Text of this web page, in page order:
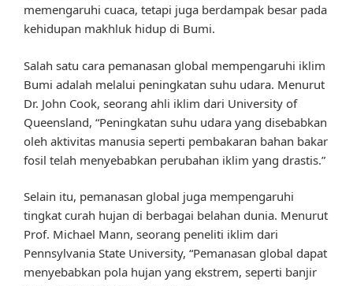
memengaruhi cuaca, tetapi juga berdampak besar pada
kehidupan makhluk hidup di Bumi.
Salah satu cara pemanasan global mempengaruhi iklim
Bumi adalah melalui peningkatan suhu udara. Menurut
Dr. John Cook, seorang ahli iklim dari University of
Queensland, “Peningkatan suhu udara yang disebabkan
oleh aktivitas manusia seperti pembakaran bahan bakar
fosil telah menyebabkan perubahan iklim yang drastis.”
Selain itu, pemanasan global juga mempengaruhi
tingkat curah hujan di berbagai belahan dunia. Menurut
Prof. Michael Mann, seorang peneliti iklim dari
Pennsylvania State University, “Pemanasan global dapat
menyebabkan pola hujan yang ekstrem, seperti banjir